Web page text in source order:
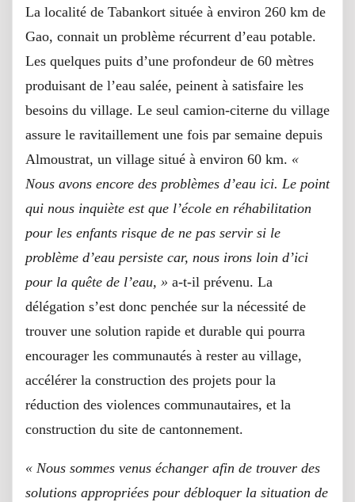
La localité de Tabankort située à environ 260 km de
Gao, connait un problème récurrent d’eau potable.
Les quelques puits d’une profondeur de 60 mètres
produisant de l’eau salée, peinent à satisfaire les
besoins du village. Le seul camion-citerne du village
assure le ravitaillement une fois par semaine depuis
Almoustrat, un village situé à environ 60 km. «
Nous avons encore des problèmes d’eau ici. Le point
qui nous inquiète est que l’école en réhabilitation
pour les enfants risque de ne pas servir si le
problème d’eau persiste car, nous irons loin d’ici
pour la quête de l’eau, » a-t-il prévenu. La
délégation s’est donc penchée sur la nécessité de
trouver une solution rapide et durable qui pourra
encourager les communautés à rester au village,
accélérer la construction des projets pour la
réduction des violences communautaires, et la
construction du site de cantonnement.
« Nous sommes venus échanger afin de trouver des
solutions appropriées pour débloquer la situation de